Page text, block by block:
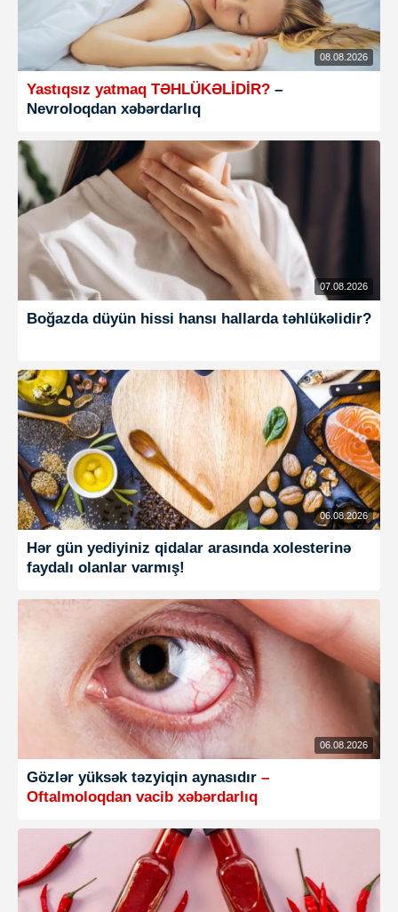
08.08.2026
Yastıqsız yatmaq TƏHLÜKƏLİDİR? –
Nevroloqdan xəbərdarlıq
07.08.2026
Boğazda düyün hissi hansı hallarda təhlükəlidir?
06.08.2026
Hər gün yediyiniz qidalar arasında xolesterinə
faydalı olanlar varmış!
06.08.2026
Gözlər yüksək təzyiqin aynasıdır –
Oftalmoloqdan vacib xəbərdarlıq